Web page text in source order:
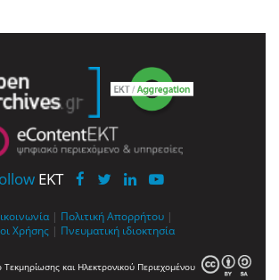
EKT
| Πολιτική Απορρήτου |
Χρήσης | Πνευματική ιδιοκτησία
και Ηλεκτρονικού Περιεχομένου